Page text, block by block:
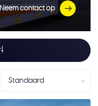
Neem contact op